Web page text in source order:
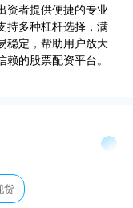
资者提供便捷的专业
持多种杠杆选择，满
稳定，帮助用户放大
的股票配资平台。
货